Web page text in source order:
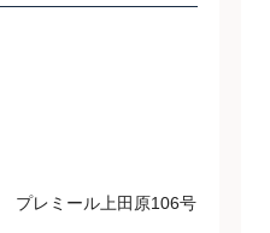
プレミール上田原106号